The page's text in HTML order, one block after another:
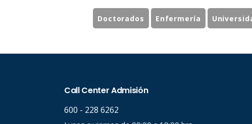
Doctorados Enfermería